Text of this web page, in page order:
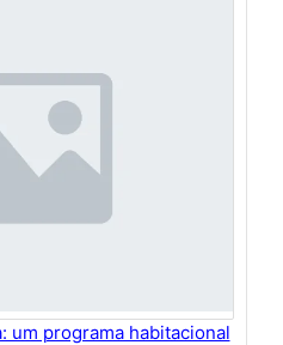
um programa habitacional